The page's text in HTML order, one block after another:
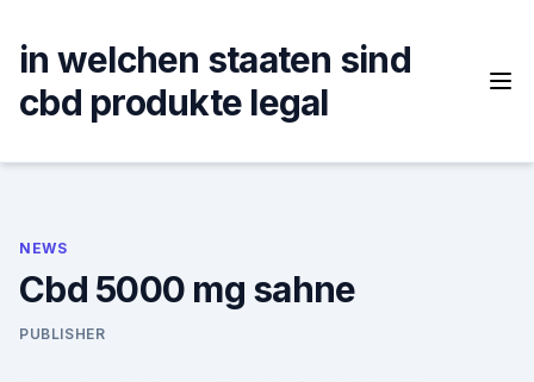
content
in welchen staaten sind
cbd produkte legal
NEWS
Cbd 5000 mg sahne
PUBLISHER